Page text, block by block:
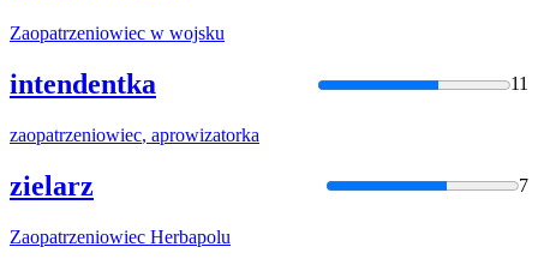
Zaopatrzeniowiec w wojsku
intendentka 11
zaopatrzeniowiec, aprowizatorka
zielarz 7
Zaopatrzeniowiec Herbapolu